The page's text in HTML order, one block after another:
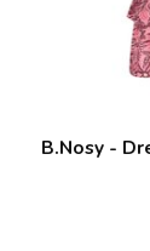
B.Nosy -